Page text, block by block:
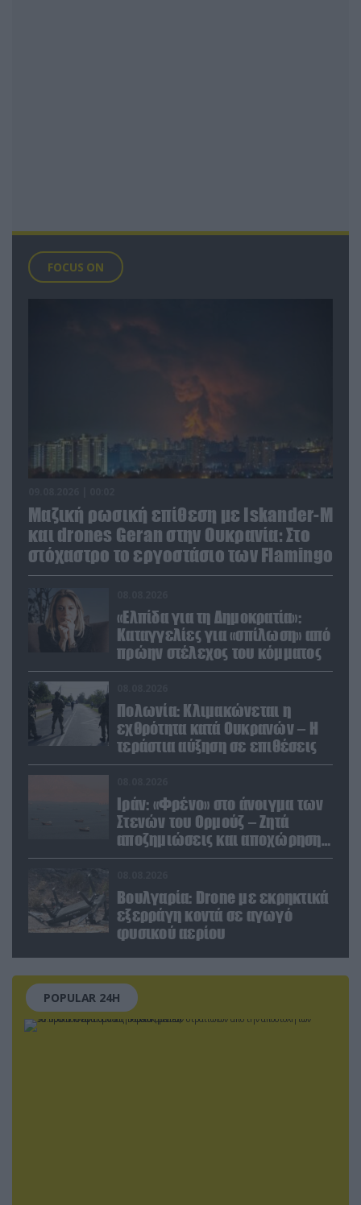
FOCUS ON
Μαζική ρωσική επίθεση με Iskander-M
και drones Geran στην Ουκρανία: Στο
στόχαστρο το εργοστάσιο των Flamingo
«Ελπίδα για τη Δημοκρατία»:
Καταγγελίες για «σπίλωση» από
πρώην στέλεχος του κόμματος
Πολωνία: Κλιμακώνεται η
εχθρότητα κατά Ουκρανών – Η
τεράστια αύξηση σε επιθέσεις
Ιράν: «Φρένο» στο άνοιγμα των
Στενών του Ορμούζ – Ζητά
αποζημιώσεις και αποχώρηση
των ΗΠΑ
Βουλγαρία: Drone με εκρηκτικά
εξερράγη κοντά σε αγωγό
φυσικού αερίου
POPULAR 24H